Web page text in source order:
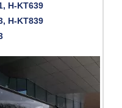
H-KT639
H-KT839